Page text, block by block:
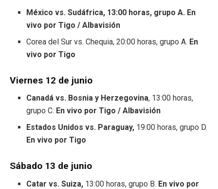
México vs. Sudáfrica, 13:00 horas, grupo A. En
vivo por Tigo / Albavisión
Corea del Sur vs. Chequia, 20:00 horas, grupo A. En
vivo por Tigo
Viernes 12 de junio
Canadá vs. Bosnia y Herzegovina, 13:00 horas,
grupo C. En vivo por Tigo / Albavisión
Estados Unidos vs. Paraguay, 19:00 horas, grupo D.
En vivo por Tigo
Sábado 13 de junio
Catar vs. Suiza, 13:00 horas, grupo B. En vivo por